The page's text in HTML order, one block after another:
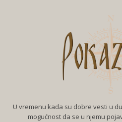
U vremenu kada su dobre vesti u
mogućnost da se u njemu